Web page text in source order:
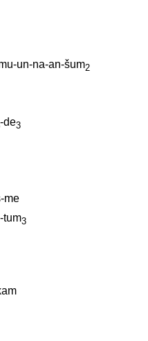
un-na-an-šum2
-de3
me
tum3